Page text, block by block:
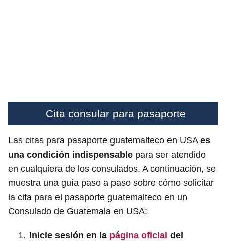
Cita consular para pasaporte
Las citas para pasaporte guatemalteco en USA es
una condición indispensable para ser atendido
en cualquiera de los consulados. A continuación, se
muestra una guía paso a paso sobre cómo solicitar
la cita para el pasaporte guatemalteco en un
Consulado de Guatemala en USA:
Inicie sesión en la página oficial del